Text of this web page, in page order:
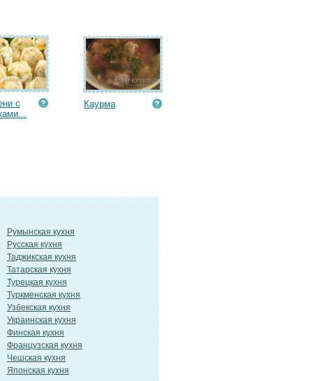
с
Каурма
Румынская кухня
Русская кухня
Таджикская кухня
Татарская кухня
Турецкая кухня
Туркменская кухня
Узбекская кухня
Украинская кухня
Финская кухня
Французская кухня
Чешская кухня
Японская кухня